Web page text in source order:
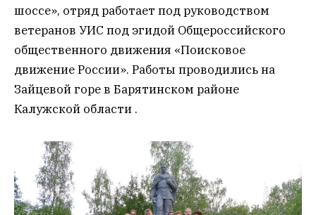
шоссе», отряд работает под руководством
ветеранов УИС под эгидой Общероссийского
общественного движения «Поисковое
движение России». Работы проводились на
Зайцевой горе в Барятинском районе
Калужской области .